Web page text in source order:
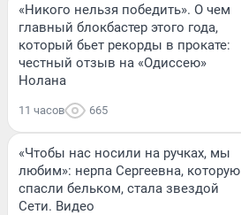
«Никого нельзя победить». О чем
главный блокбастер этого года,
который бьет рекорды в прокате:
честный отзыв на «Одиссею»
Нолана
11 часов 665
«Чтобы нас носили на ручках, мы
любим»: нерпа Сергеевна, которую
спасли бельком, стала звездой
Сети. Видео